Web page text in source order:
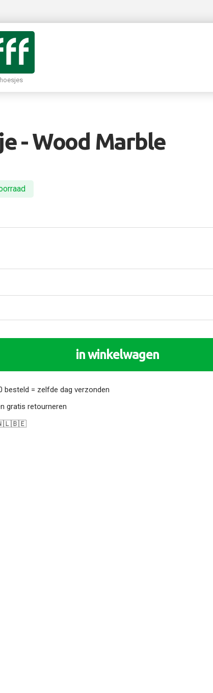
- Wood Marble
in winkelwagen
besteld = zelfde dag verzonden
gratis retourneren
🇳🇱🇧🇪